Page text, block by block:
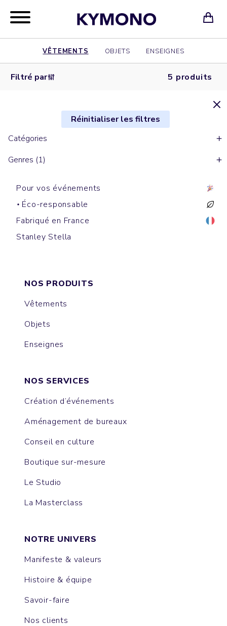
VÊTEMENTS OBJETS ENSEIGNES
Filtré par 5 produits
Réinitialiser les filtres
Catégories
Genres (1)
Pour vos événements
Éco-responsable
Fabriqué en France
Stanley Stella
Chemises
LULLY
Chemises
CAMBRIDGE
Polos manches courtes
LAUREN
Chemises
JANE
Chemises
HARPER
NOS PRODUITS
Vêtements
Objets
Enseignes
NOS SERVICES
Création d’événements
Aménagement de bureaux
Conseil en culture
Boutique sur-mesure
Le Studio
La Masterclass
NOTRE UNIVERS
Manifeste & valeurs
Histoire & équipe
Savoir-faire
Nos clients